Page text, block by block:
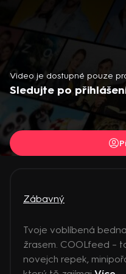
Video je dostupné pouze
Sledujte po
Zábavný
Tvoje voblíbená
žrasem. COOLfeed –
novejch repek,